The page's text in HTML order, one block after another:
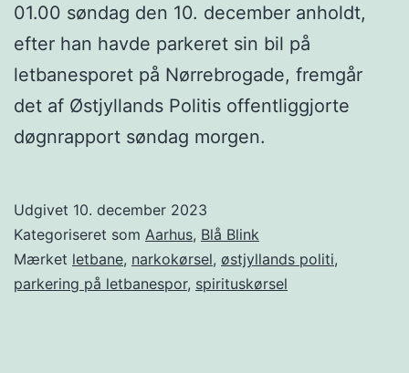
01.00 søndag den 10. december anholdt,
efter han havde parkeret sin bil på
letbanesporet på Nørrebrogade, fremgår
det af Østjyllands Politis offentliggjorte
døgnrapport søndag morgen.
Udgivet 10. december 2023
Kategoriseret som Aarhus, Blå Blink
Mærket letbane, narkokørsel, østjyllands politi,
parkering på letbanespor, spirituskørsel